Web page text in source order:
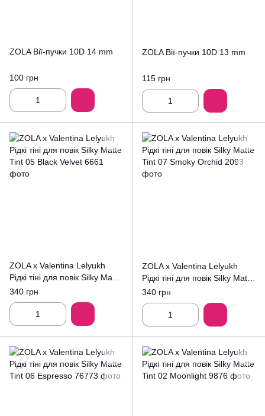
ZOLA Вії-пучки 10D 14 mm
100 грн
ZOLA Вії-пучки 10D 13 mm
115 грн
ZOLA x Valentina Lelyukh
Рідкі тіні для повік Silky Matte
Tint 05 Black Velvet
340 грн
ZOLA x Valentina Lelyukh
Рідкі тіні для повік Silky Matte
Tint 07 Smoky Orchid
340 грн